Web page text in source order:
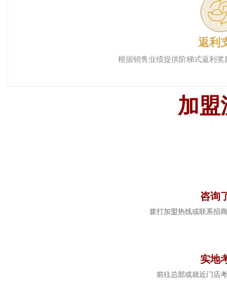
返利
根据销售业绩提供阶梯式返利
加盟
咨询
拨打加盟热线或联系招
实地
前往总部或就近门店